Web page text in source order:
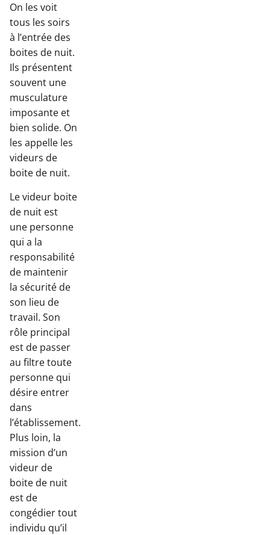
On les voit
tous les soirs
à l’entrée des
boites de nuit.
Ils présentent
souvent une
musculature
imposante et
bien solide. On
les appelle les
videurs de
boite de nuit.
Le videur boite
de nuit est
une personne
qui a la
responsabilité
de maintenir
la sécurité de
son lieu de
travail. Son
rôle principal
est de passer
au filtre toute
personne qui
désire entrer
dans
l’établissement.
Plus loin, la
mission d’un
videur de
boite de nuit
est de
congédier tout
individu qu’il